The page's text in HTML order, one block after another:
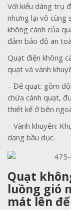
Với kiểu dáng trụ
nhưng lại vô cùng
không cánh của
đảm bảo độ an
Quạt điện không
quạt và vành
– Đế quạt: gồm
chứa cánh quạt,
thiết kế ở bên
– Vành khuyên:
dạng bầu dục.
Quạt
luồng gió
mát lên